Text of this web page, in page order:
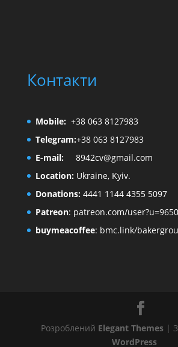
Контакти
Mobile: +38 063 8127983
Telegram:+38 063 8127983
E-mail:
8942cv@gmail.com
Location:Ukraine, Kyiv.
Donations:4441 1144 4355 5097
Patreon: patreon.com/
buymeacoffee: bmc.link/
Розроблений Elegant Themes|
WordPress